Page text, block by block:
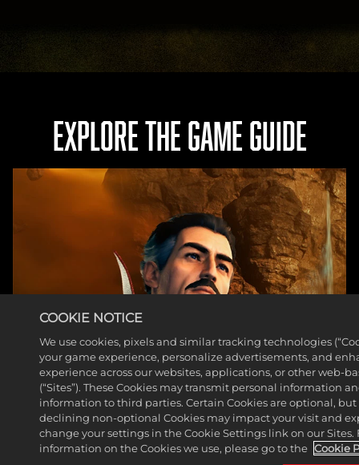
EXPLORE THE GAME GUIDE
COOKIE NOTICE
We use cookies, pixels and similar tracking technologies
your game experience, personalize advertisements, and
experience across our websites, applications, or other web-
(“Sites”). These Cookies may transmit personal information
information to third parties. Certain Cookies are optional,
declining non-optional Cookies may impact your visit and
change your settings in the Cookie Settings link on our Sites.
information on the Cookies we use, please go to the Cookie